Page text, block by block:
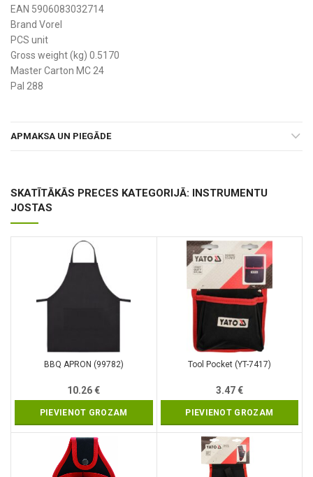
EAN 5906083032714
Brand Vorel
PCS unit
Gross weight (kg) 0.5170
Master Carton MC 24
Pal 288
APMAKSA UN PIEGĀDE
SKATĪTĀKĀS PRECES KATEGORIJĀ: INSTRUMENTU
JOSTAS
BBQ APRON (99782)
10.26€
PIEVIENOT GROZAM
Tool Pocket (YT-7417)
3.47€
PIEVIENOT GROZAM